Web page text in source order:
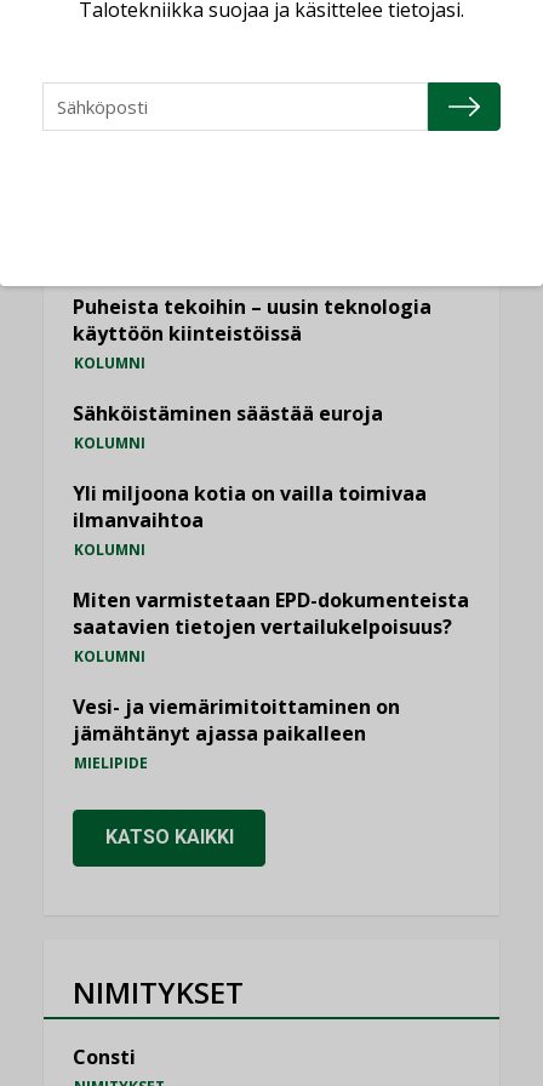
LEHDEN ARTIKKELIT,TILAAJILLE
Puheista tekoihin – uusin teknologia
käyttöön kiinteistöissä
KOLUMNI
Sähköistäminen säästää euroja
KOLUMNI
Yli miljoona kotia on vailla toimivaa
ilmanvaihtoa
KOLUMNI
Miten varmistetaan EPD-dokumenteista
saatavien tietojen vertailukelpoisuus?
KOLUMNI
Vesi- ja viemärimitoittaminen on
jämähtänyt ajassa paikalleen
MIELIPIDE
KATSO KAIKKI
NIMITYKSET
Consti
Talotekniikka suojaa ja käsittelee tietojasi.